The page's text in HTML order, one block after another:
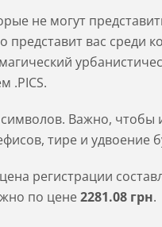
не могут
вас среди
.PICS.
Важно, чтобы
тире и удвоение
регистрации
по цене2281.08 грн.